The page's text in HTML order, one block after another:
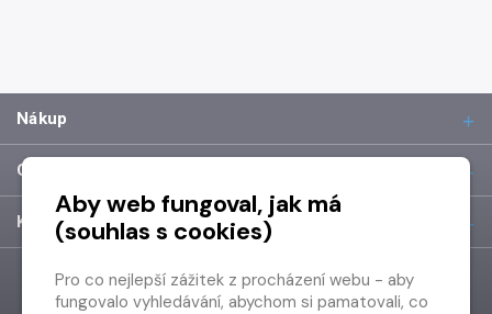
Nákup
O společnosti
Kontakt
Aby web fungoval, jak má
(souhlas s cookies)
Pro co nejlepší zážitek z procházení webu - aby
fungovalo vyhledávání, abychom si pamatovali, co